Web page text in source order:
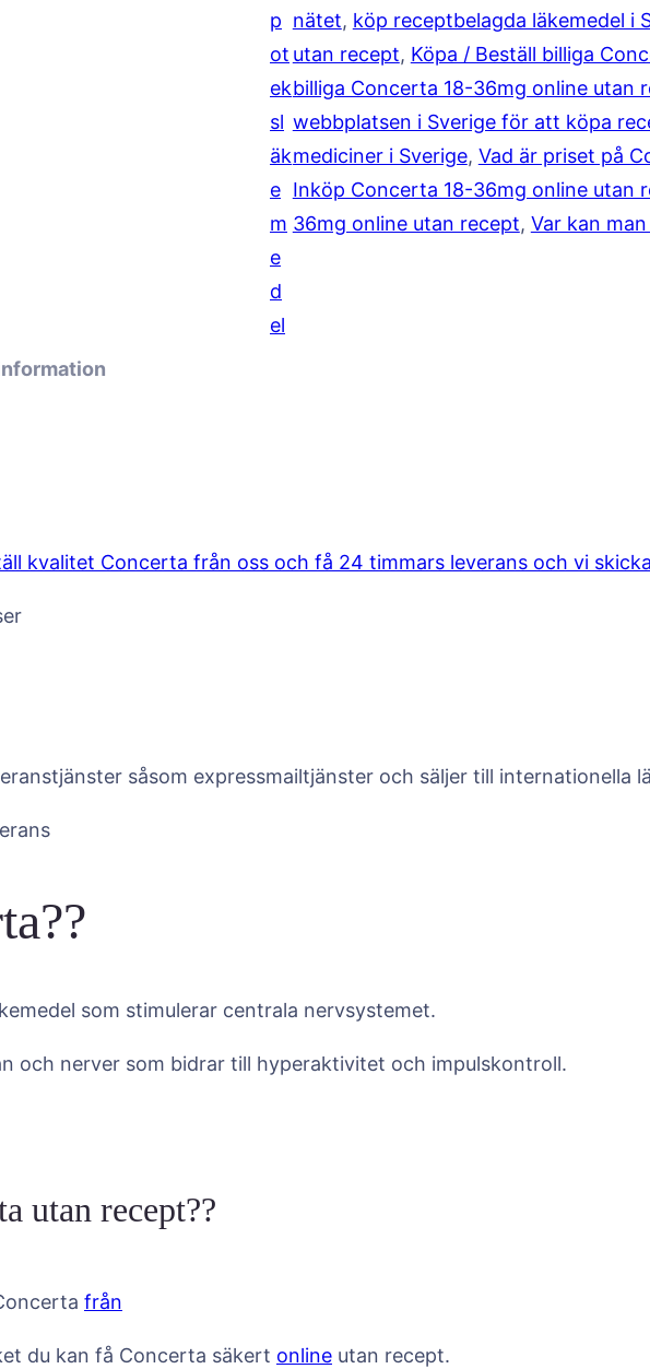
p
ot
ek
sl
äk
e
m
e
d
el
nätet, köp receptbelagda läkemedel i
utan recept, Köpa / Beställ billiga
billiga Concerta 18-36mg online utan
webbplatsen i Sverige för att köpa
mediciner i Sverige, Vad är priset på
Inköp Concerta 18-36mg online utan
36mg online utan recept, Var kan
kvalitet Concerta från oss och få 24 timmars leverans och vi
såsom expressmailtjänster och säljer till internationella
som stimulerar centrala nervsystemet.
och nerver som bidrar till hyperaktivitet och impulskontroll.
utan recept??
från
du kan få Concerta säkert online utan recept.